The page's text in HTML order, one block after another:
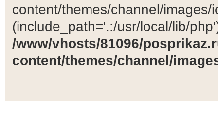
content/themes/channel/images/
(include_path='.:/usr/local/lib/
/www/vhosts/81096/
content/themes/channel/